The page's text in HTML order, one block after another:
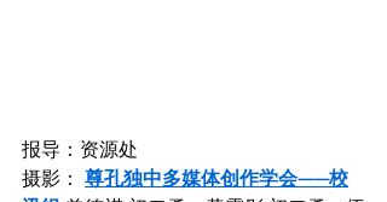
报导：资源处
摄影： 尊孔独中多媒体创作学会——校